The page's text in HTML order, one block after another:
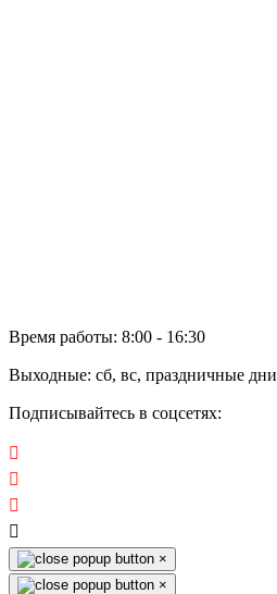
Время работы: 8:00 - 16:30
Выходные: сб, вс, праздничные дни
Подписывайтесь в соцсетях:
×
×